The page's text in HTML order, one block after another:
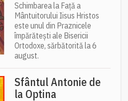
Schimbarea la Față a
Mântuitorului Iisus Hristos
este unul din Praznicele
împărătești ale Bisericii
Ortodoxe, sărbătorită la 6
august.
Sfântul Antonie de
la Optina